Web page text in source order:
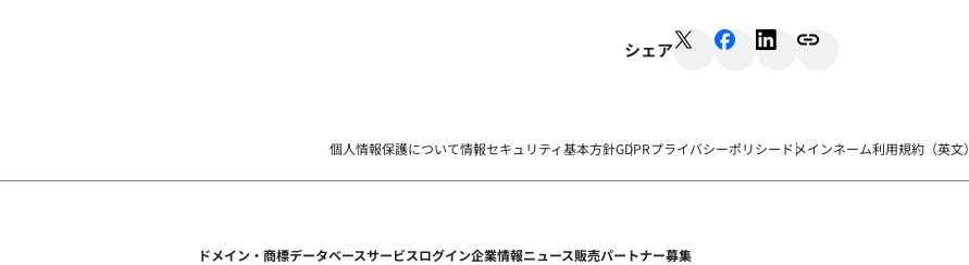
シェア
個人情報保護について情報セキュリティ基本方針GDPRプライバシーポリシー ドメインネーム利用規約（英文）
ドメイン・商標データベースサービスログイン企業情報ニュース販売パートナー募集